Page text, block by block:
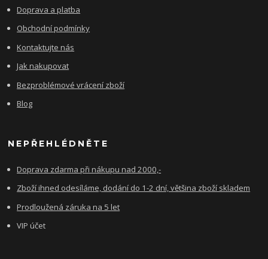
Doprava a platba
Obchodní podmínky
Kontaktujte nás
Jak nakupovat
Bezproblémové vrácení zboží
Blog
NEPŘEHLÉDNĚTE
Doprava zdarma při nákupu nad 2000,-
Zboží ihned odesíláme, dodání do 1-2 dní, většina zboží skladem
Prodloužená záruka na 5 let
VIP účet